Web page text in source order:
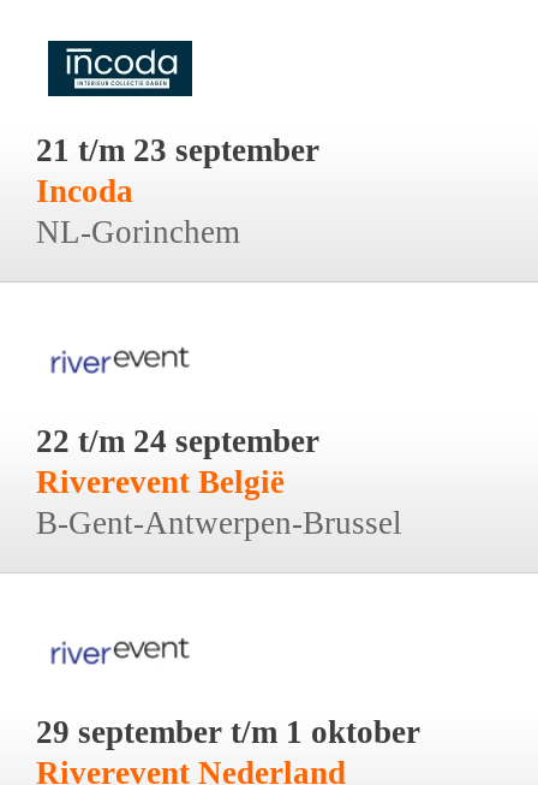
21 t/m 23 september
Incoda
NL-Gorinchem
22 t/m 24 september
Riverevent België
B-Gent-Antwerpen-Brussel
29 september t/m 1 oktober
Riverevent Nederland